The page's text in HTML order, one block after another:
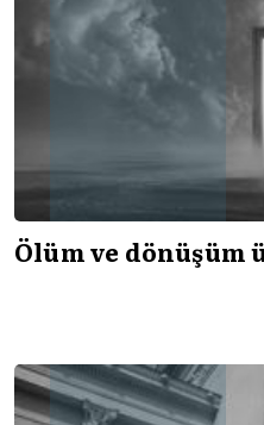
Ölüm ve dönüşüm